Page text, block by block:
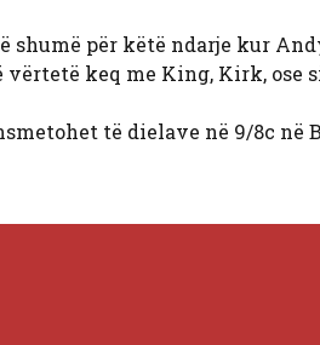
shumë për këtë ndarje kur
vërtetë keq me King, Kirk, ose
të dielave në 9/8c në